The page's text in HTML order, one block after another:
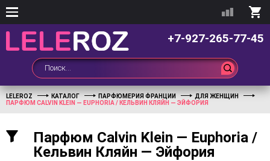
+7-927-265-77-45
LELEROZ КАТАЛОГ ПАРФЮМЕРИЯ ФРАНЦИИ
ДЛЯ ЖЕНЩИН
ПАРФЮМ CALVIN KLEIN — EUPHORIA / КЕЛЬВИН КЛЯЙН — ЭЙФОРИЯ
Парфюм Calvin Klein — Euphoria /
Кельвин Кляйн — Эйфория